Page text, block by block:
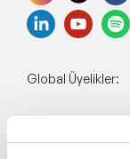
Global Üyelikler: